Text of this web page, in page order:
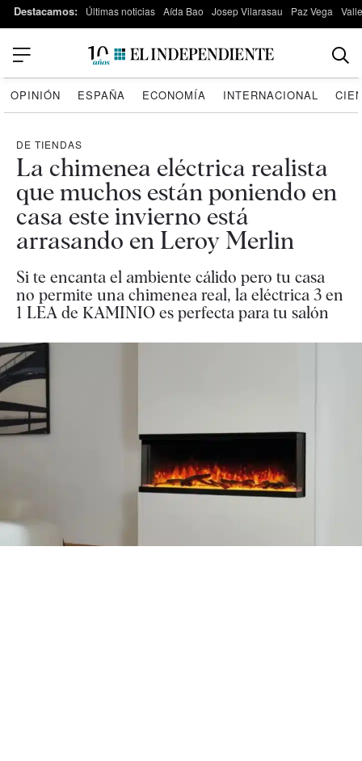
Destacamos: Últimas noticias Aída Bao Josep Vilarasau Paz Vega
OPINIÓN ESPAÑA ECONOMÍA INTERNACIONAL
DE TIENDAS
La chimenea eléctrica realista
que muchos están poniendo en
casa este invierno está
arrasando en Leroy Merlin
Si te encanta el ambiente cálido pero tu casa
no permite una chimenea real, la eléctrica 3 en
1 LEA de KAMINIO es perfecta para tu salón